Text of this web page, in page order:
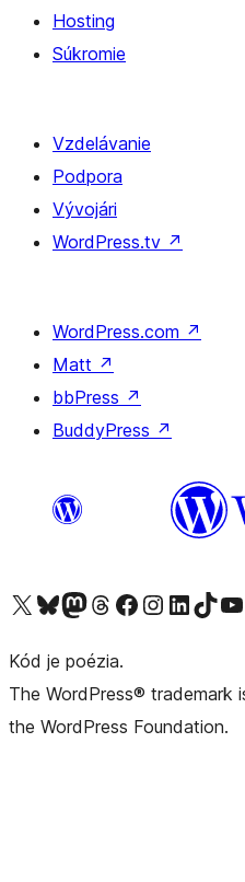
Hosting
Súkromie
Vzdelávanie
Podpora
Vývojári
WordPress.tv ↗
WordPress.com ↗
Matt ↗
bbPress ↗
BuddyPress ↗
Navštívte náš účet na X (predtým Twitter)
Navštívte náš účet na platforme Bluesky
Navštívte náš účet na Mastodone
Navštívte náš účet na platforme Threads
Navštívte našu stránku na Facebooku
Navštívte náš účet
Navštívte náš účet
Navštívte náš účet na
Kód je poézia.
The WordPress® trademark
the WordPress Foundation.